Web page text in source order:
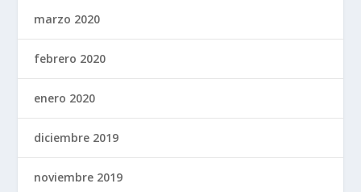
marzo 2020
febrero 2020
enero 2020
diciembre 2019
noviembre 2019